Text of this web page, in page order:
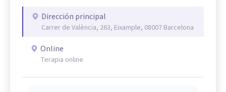
Dirección principal
Carrer de València, 263, Eixample, 08007 Barcelona
Online
Terapia online